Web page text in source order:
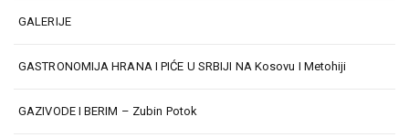
GALERIJE
GASTRONOMIJA HRANA I PIĆE U SRBIJI NA Kosovu I Metohiji
GAZIVODE I BERIM – Zubin Potok